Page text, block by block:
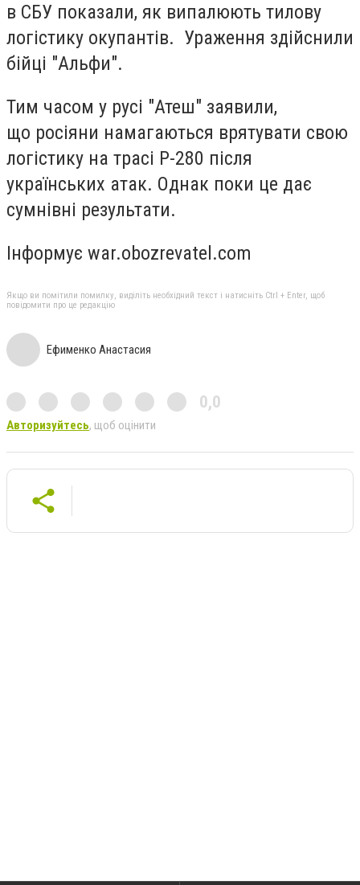
в СБУ показали, як випалюють тилову
логістику окупантів. Ураження здійснили
бійці "Альфи".
Тим часом у русі "Атеш" заявили,
що росіяни намагаються врятувати свою
логістику на трасі Р-280 після
українських атак. Однак поки це дає
сумнівні результати.
Інформує war.obozrevatel.com
Якщо ви помітили помилку, виділіть необхідний текст і натисніть Ctrl + Enter, щоб
повідомити про це редакцію
Ефименко Анастасия
0,0
Авторизуйтесь, щоб оцінити